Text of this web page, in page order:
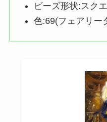
ビーズ形状:スク
色:69(フェアリー